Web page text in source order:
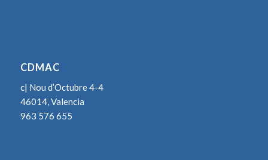
CDMAC
c| Nou d’Octubre 4-4
46014, Valencia
963 576 655